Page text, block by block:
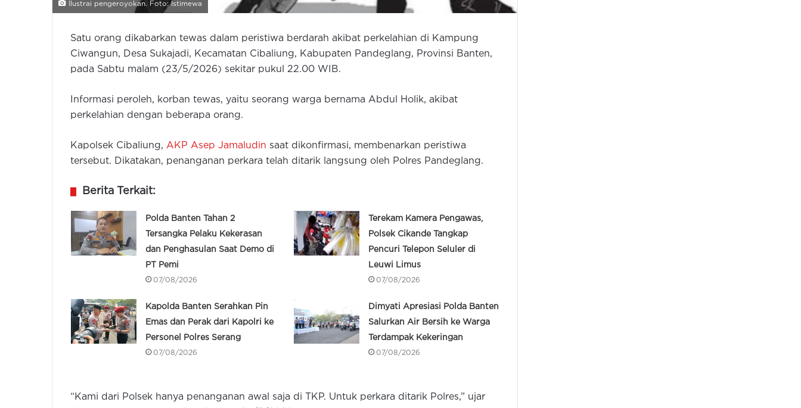
Ilustrai pengeroyokan. Foto: Istimewa
Satu orang dikabarkan tewas dalam peristiwa berdarah akibat perkelahian di Kampung
Ciwangun, Desa Sukajadi, Kecamatan Cibaliung, Kabupaten Pandeglang, Provinsi Banten,
pada Sabtu malam (23/5/2026) sekitar pukul 22.00 WIB.
Informasi peroleh, korban tewas, yaitu seorang warga bernama Abdul Holik, akibat
perkelahian dengan beberapa orang.
Kapolsek Cibaliung, AKP Asep Jamaludin saat dikonfirmasi, membenarkan peristiwa
tersebut. Dikatakan, penanganan perkara telah ditarik langsung oleh Polres Pandeglang.
Berita Terkait:
Polda Banten Tahan 2
Tersangka Pelaku Kekerasan
dan Penghasulan Saat Demo di
PT Pemi
07/08/2026
Terekam Kamera Pengawas,
Polsek Cikande Tangkap
Pencuri Telepon Seluler di
Leuwi Limus
07/08/2026
Kapolda Banten Serahkan Pin
Emas dan Perak dari Kapolri ke
Personel Polres Serang
07/08/2026
Dimyati Apresiasi Polda Banten
Salurkan Air Bersih ke Warga
Terdampak Kekeringan
07/08/2026
“Kami dari Polsek hanya penanganan awal saja di TKP. Untuk perkara ditarik Polres,” ujar